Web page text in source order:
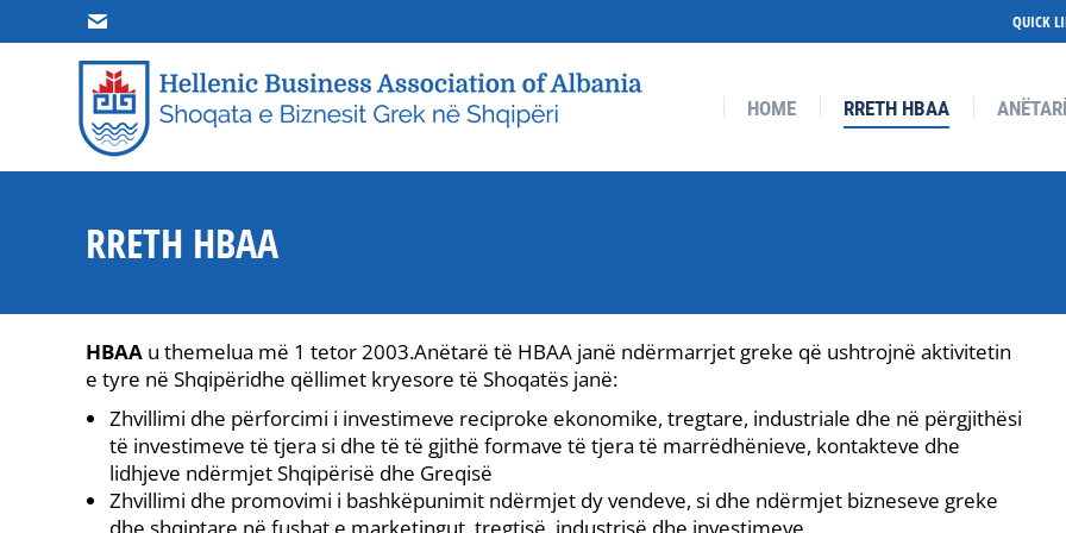
QUICK
HOME RRETH HBAA
RRETH HBAA
HBAA u themelua më 1 tetor 2003.Anëtarë të HBAA janë ndërmarrjet greke që ushtrojnë aktivitetin
e tyre në Shqipëridhe qëllimet kryesore të Shoqatës janë:
Zhvillimi dhe përforcimi i investimeve reciproke ekonomike, tregtare, industriale dhe në përgjithësi
të investimeve të tjera si dhe të të gjithë formave të tjera të marrëdhënieve, kontakteve dhe
lidhjeve ndërmjet Shqipërisë dhe Greqisë
Zhvillimi dhe promovimi i bashkëpunimit ndërmjet dy vendeve, si dhe ndërmjet bizneseve greke
HOME RRETH HBAA ANËTARËSIMI ANËTARËT AKTIVITETE